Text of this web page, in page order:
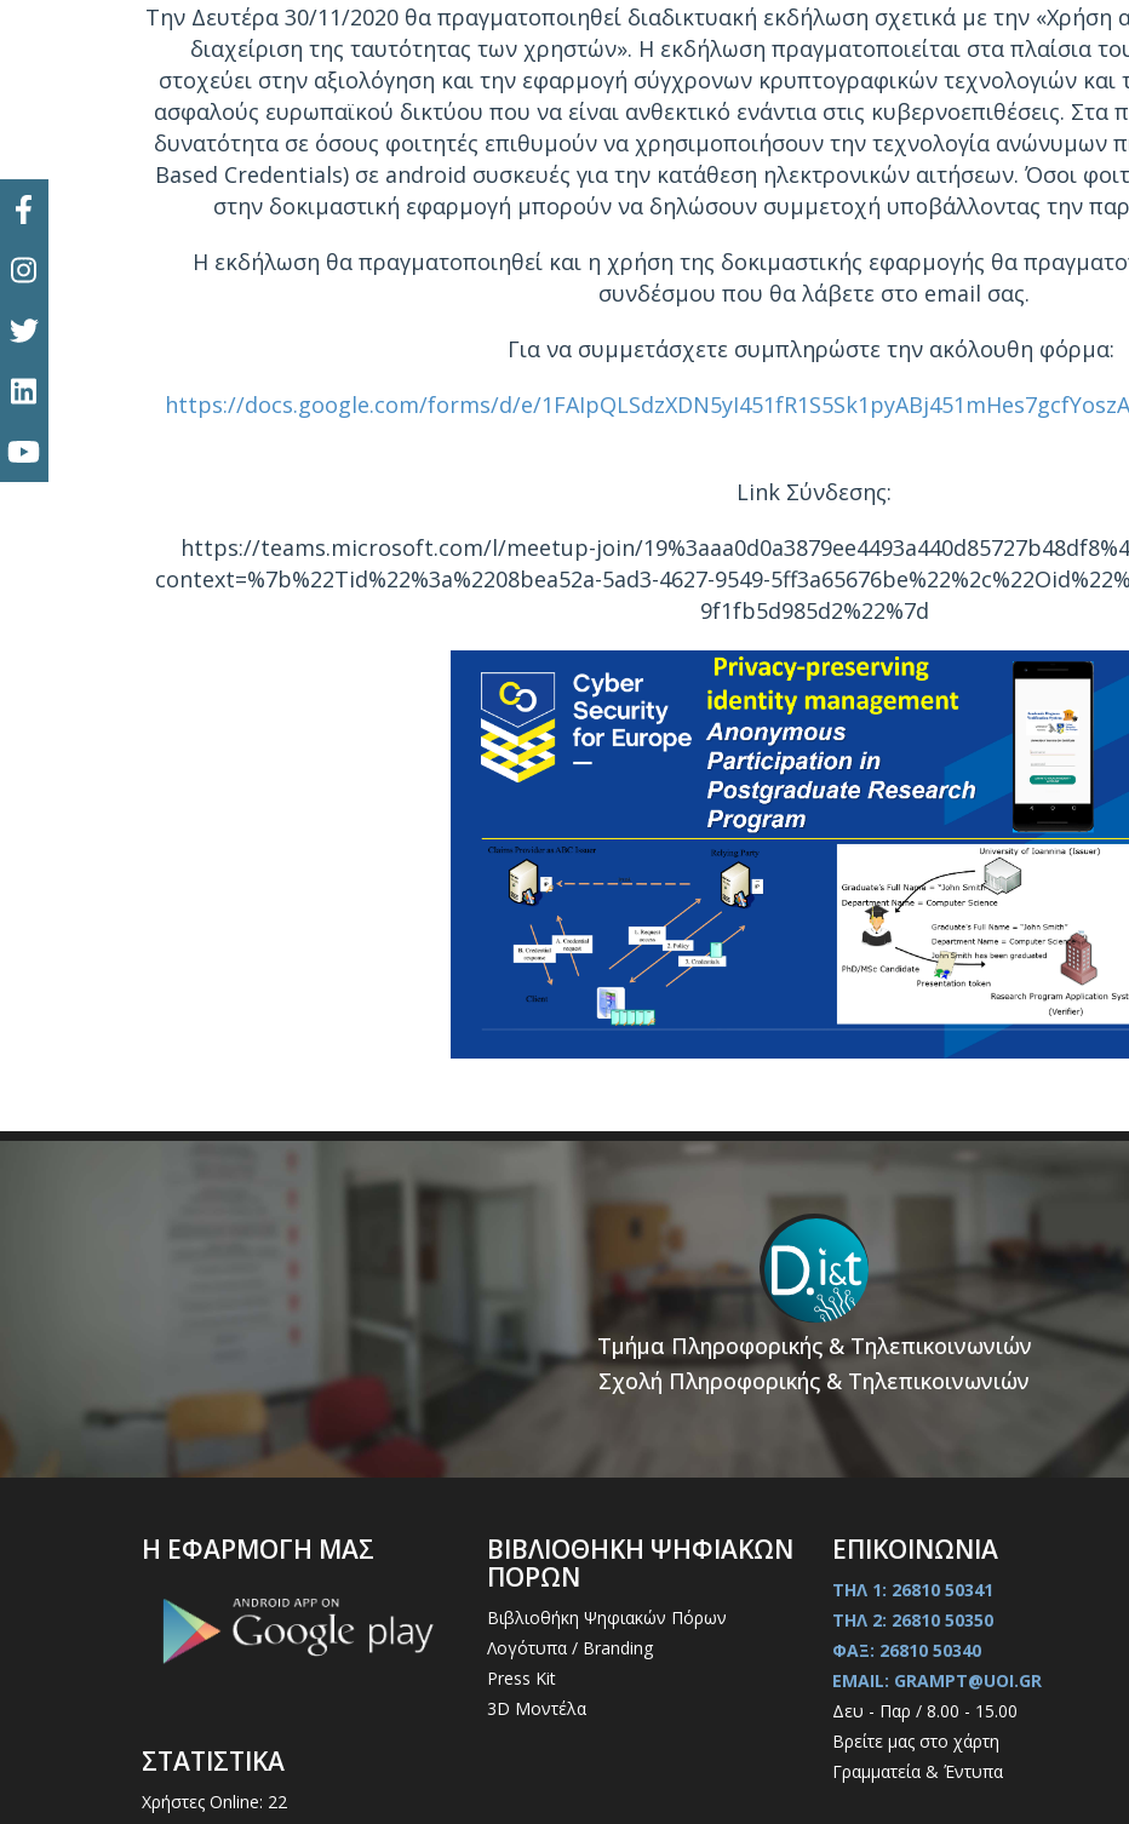
Την Δευτέρα 30/11/2020 θα πραγματοποιηθεί διαδικτυακή εκδήλωση σχετικά με την «Χρήση
διαχείριση της ταυτότητας των χρηστών». Η εκδήλωση πραγματοποιείται στα πλαίσια
στοχεύει στην αξιολόγηση και την εφαρμογή σύγχρονων κρυπτογραφικών τεχνολογιών και
ασφαλούς ευρωπαϊκού δικτύου που να είναι ανθεκτικό ενάντια στις κυβερνοεπιθέσεις. Στα
δυνατότητα σε όσους φοιτητές επιθυμούν να χρησιμοποιήσουν την τεχνολογία ανώνυμων
Based Credentials) σε android συσκευές για την κατάθεση ηλεκτρονικών αιτήσεων. Όσοι
στην δοκιμαστική εφαρμογή μπορούν να δηλώσουν συμμετοχή υποβάλλοντας την
Η εκδήλωση θα πραγματοποιηθεί και η χρήση της δοκιμαστικής εφαρμογής θα
συνδέσμου που θα λάβετε στο email σας.
Για να συμμετάσχετε συμπληρώστε την ακόλουθη φόρμα:
https://docs.google.com/forms/d/e/
Link Σύνδεσης:
https://teams.microsoft.com/l/meetup-join/
context=%7b%22Tid%22%3a%2208bea52a-5ad3-4627-9549-
9f1fb5d985d2%22%7d
Τμήμα Πληροφορικής & Τηλεπικοινωνιών
Σχολή Πληροφορικής & Τηλεπικοινωνιών
Η ΕΦΑΡΜΟΓΗ ΜΑΣ
ΣΤΑΤΙΣΤΙΚΑ
Χρήστες Online: 22
ΒΙΒΛΙΟΘΗΚΗ ΨΗΦΙΑΚΩΝ
ΠΟΡΩΝ
Βιβλιοθήκη Ψηφιακών Πόρων
Λογότυπα / Branding
Press Kit
3D Μοντέλα
ΕΠΙΚΟΙΝΩΝΙΑ
ΤΗΛ 1: 26810 50341
ΤΗΛ 2: 26810 50350
ΦΑΞ: 26810 50340
EMAIL: GRAMPT@UOI.GR
Δευ - Παρ / 8.00 - 15.00
Βρείτε μας στο χάρτη
Γραμματεία & Έντυπα